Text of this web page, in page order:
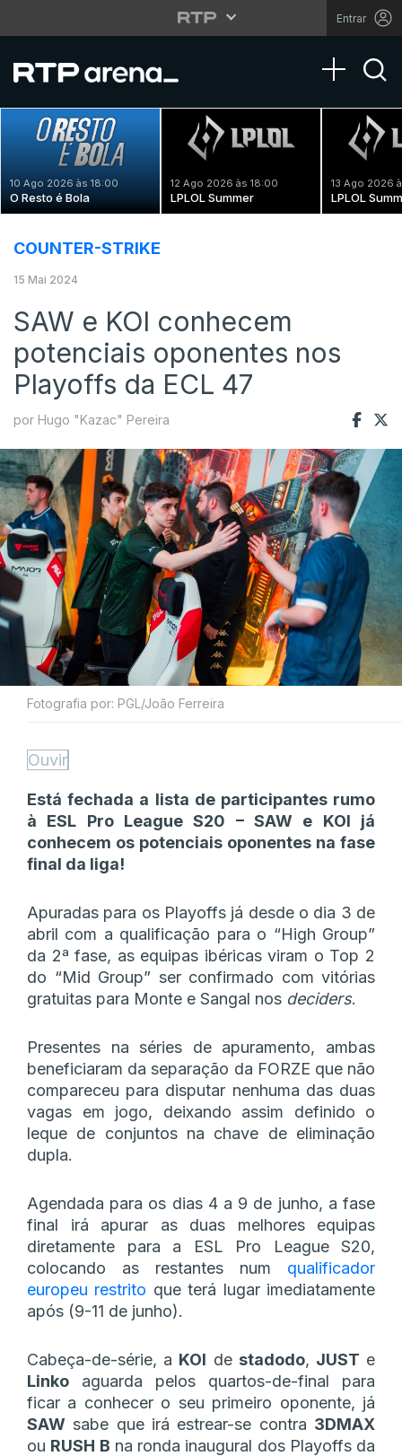
Entrar
Toggle
10 Ago 2026 às 18:00
O Resto é Bola
12 Ago 2026 às 18:00
LPLOL Summer
13 Ago 2026
LPLOL
COUNTER-STRIKE
15 Mai 2024
SAW e KOI conhecem
potenciais oponentes nos
Playoffs da ECL 47
por Hugo "Kazac" Pereira
Fotografia por: PGL/João Ferreira
Ouvir
Está fechada a lista de participantes rumo
à ESL Pro League S20 – SAW e KOI já
conhecem os potenciais oponentes na fase
final da liga!
Apuradas para os Playoffs já desde o dia 3 de
abril com a qualificação para o “High Group”
da 2ª fase, as equipas ibéricas viram o Top 2
do “Mid Group” ser confirmado com vitórias
gratuitas para Monte e Sangal nos deciders.
Presentes na séries de apuramento, ambas
beneficiaram da separação da FORZE que não
compareceu para disputar nenhuma das duas
vagas em jogo, deixando assim definido o
leque de conjuntos na chave de eliminação
dupla.
Agendada para os dias 4 a 9 de junho, a fase
final irá apurar as duas melhores equipas
diretamente para a ESL Pro League S20,
colocando as restantes num qualificador
europeu restrito que terá lugar imediatamente
após (9-11 de junho).
Cabeça-de-série, a KOI de stadodo, JUST e
Linko aguarda pelos quartos-de-final para
ficar a conhecer o seu primeiro oponente, já
SAW sabe que irá estrear-se contra 3DMAX
ou RUSH B na ronda inaugural dos Playoffs da